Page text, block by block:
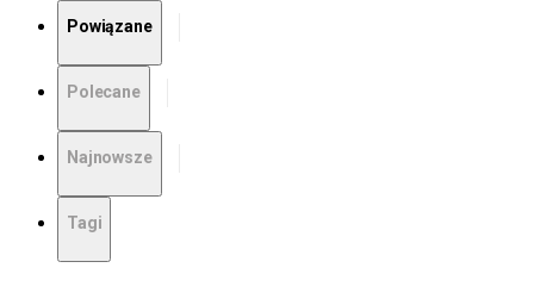
Powiązane
Polecane
Najnowsze
Tagi